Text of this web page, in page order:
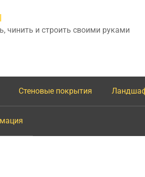
чинить и строить своими руками
Стеновые покрытия